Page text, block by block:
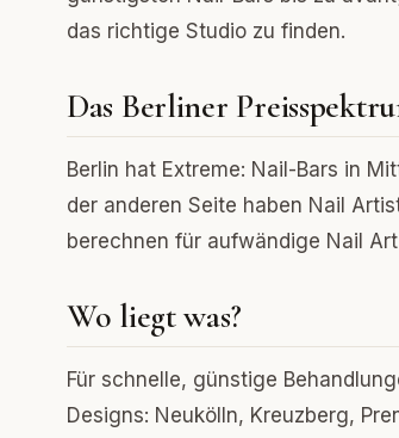
das richtige Studio zu finden.
Das Berliner
Berlin hat Extreme: Nail-Bars in
der anderen Seite haben Nail
berechnen für aufwändige Nail
Wo liegt was?
Für schnelle, günstige
Designs: Neukölln, Kreuzberg,